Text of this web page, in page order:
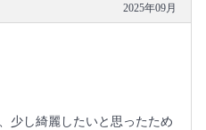
2025年09月
少し綺麗したいと思ったため